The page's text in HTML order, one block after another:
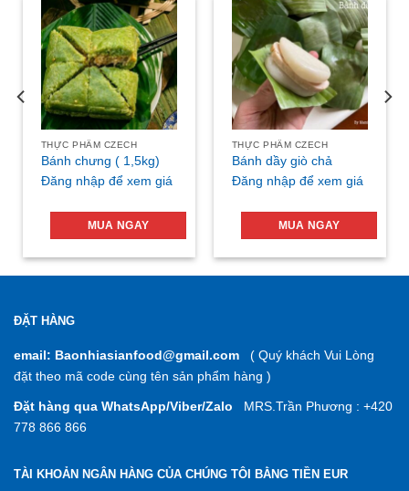
THỰC PHẨM CZECH
Bánh chưng ( 1,5kg)
Đăng nhập để xem giá
MUA NGAY
THỰC PHẨM CZECH
Bánh dầy giò chả
Đăng nhập để xem giá
MUA NGAY
ĐẶT HÀNG
email: Baonhiasianfood@gmail.com ( Quý khách Vui Lòng
đặt theo mã code cùng tên sản phẩm hàng )
Đặt hàng qua WhatsApp/Viber/Zalo MRS.Trần Phương : +420
778 866 866
TÀI KHOẢN NGÂN HÀNG CỦA CHÚNG TÔI BẰNG TIỀN EUR